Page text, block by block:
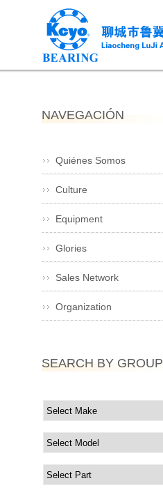
NAVEGACIÓN
Quiénes Somos
Culture
Equipment
Glories
Sales Network
Organization
SEARCH BY GROUP